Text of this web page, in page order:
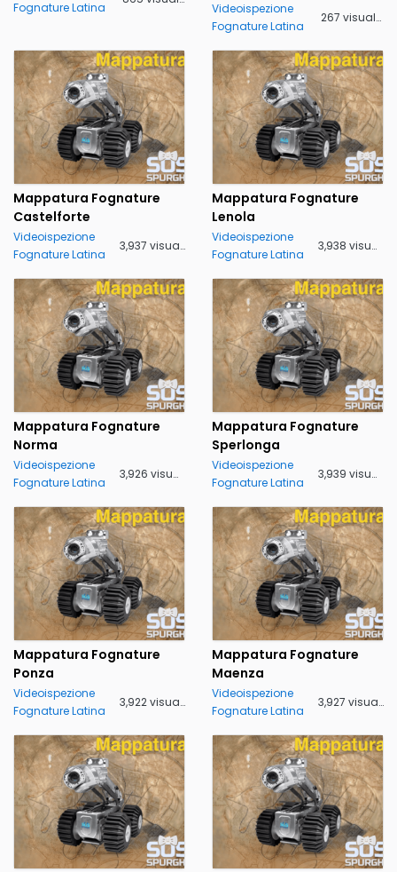
Fognature Latina
Videoispezione
Fognature Latina
267 visualizzazioni
Mappatura Fognature
Castelforte
Videoispezione
Fognature Latina
3,937 visualizzazioni
Mappatura Fognature
Lenola
Videoispezione
Fognature Latina
3,938 visualizzazioni
Mappatura Fognature
Norma
Videoispezione
Fognature Latina
3,926 visualizzazioni
Mappatura Fognature
Sperlonga
Videoispezione
Fognature Latina
3,939 visualizzazioni
Mappatura Fognature
Ponza
Videoispezione
Fognature Latina
3,922 visualizzazioni
Mappatura Fognature
Maenza
Videoispezione
Fognature Latina
3,927 visualizzazioni